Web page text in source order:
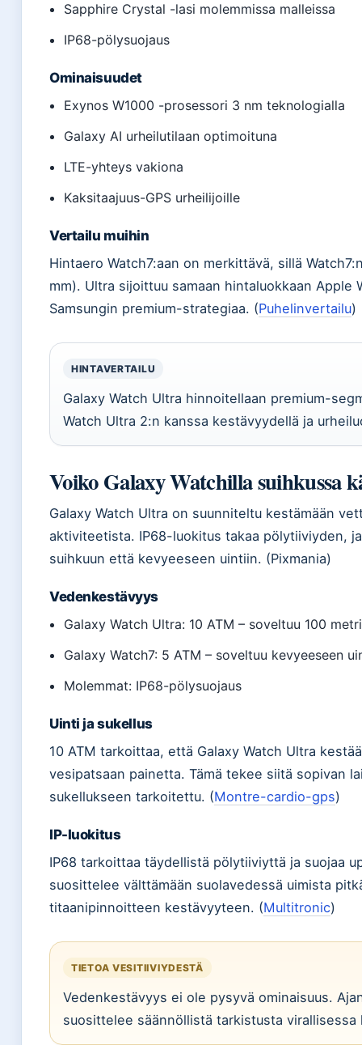
Sapphire Crystal -lasi molemmissa malleissa
IP68-pölysuojaus
Ominaisuudet
Exynos W1000 -prosessori 3 nm teknologialla
Galaxy AI urheilutilaan optimoituna
LTE-yhteys vakiona
Kaksitaajuus-GPS urheilijoille
Vertailu muihin
Hintaero Watch7:aan on merkittävä, sillä
mm). Ultra sijoittuu samaan hintaluokkaan Apple
Samsungin premium-strategiaa. (Puhelinvertailu)
HINTAVERTAILU
Galaxy Watch Ultra hinnoitellaan premium-
Watch Ultra 2:n kanssa kestävyydellä ja
Voiko Galaxy Watchilla suihkussa
Galaxy Watch Ultra on suunniteltu kestämään
aktiviteetista. IP68-luokitus takaa pölytiiviyden,
suihkuun että kevyeeseen uintiin. (Pixmania)
Vedenkestävyys
Galaxy Watch Ultra: 10 ATM – soveltuu 100
Galaxy Watch7: 5 ATM – soveltuu kevyeeseen
Molemmat: IP68-pölysuojaus
Uinti ja sukellus
10 ATM tarkoittaa, että Galaxy Watch Ultra
vesipatsaan painetta. Tämä tekee siitä sopivan
sukellukseen tarkoitettu. (Montre-cardio-gps)
IP-luokitus
IP68 tarkoittaa täydellistä pölytiiviyttä ja suojaa
suosittelee välttämään suolavedessä uimista
titaanipinnoitteen kestävyyteen. (Multitronic)
TIETOA VESITIIVIYDESTÄ
Vedenkestävyys ei ole pysyvä ominaisuus.
suosittelee säännöllistä tarkistusta virallisessa